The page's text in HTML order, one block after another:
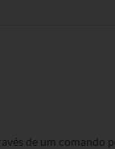
de um comando